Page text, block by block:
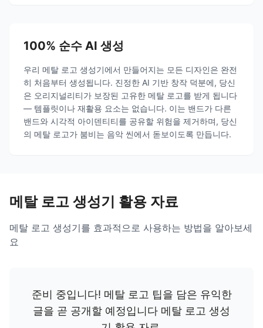
100% 순수 AI 생성
우리 메탈 로고 생성기에서 만들어지는 모든 디자인은 완전
히 처음부터 생성됩니다. 진정한 AI 기반 창작 덕분에, 당신
은 오리지널리티가 보장된 고유한 메탈 로고를 받게 됩니다
— 템플릿이나 재활용 요소는 없습니다. 이는 밴드가 다른
밴드와 시각적 아이덴티티를 공유할 위험을 제거하며, 당신
의 메탈 로고가 붐비는 음악 씬에서 돋보이도록 만듭니다.
메탈 로고 생성기 활용 자료
메탈 로고 생성기를 효과적으로 사용하는 방법을 알아보세
요
준비 중입니다! 메탈 로고 팁을 담은 유익한
글을 곧 공개할 예정입니다 메탈 로고 생성